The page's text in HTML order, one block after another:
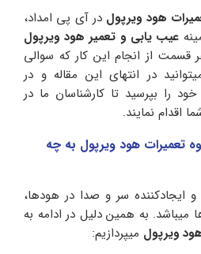
هود ویرپول در آی پی امداد،
عیب یابی و تعمیر هود ویرپول
از انجام این کار که سوالی
در انتهای این مقاله و در
را بپرسید تا کارشناسان ما در
اقدام نمایند.
تعمیرات هود ویرپول به چه
ایجادکننده سر و صدا در هودها،
میباشد. به همین دلیل در ادامه به
ویرپول میپردازیم: